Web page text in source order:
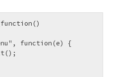
function(e) {